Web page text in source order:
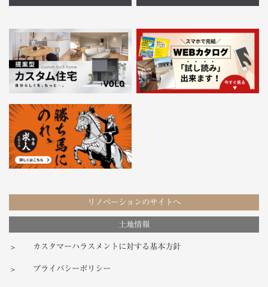
リノベーションのサイトへ
土地情報
カスタマーハラスメントに対する基本方針
プライバシーポリシー